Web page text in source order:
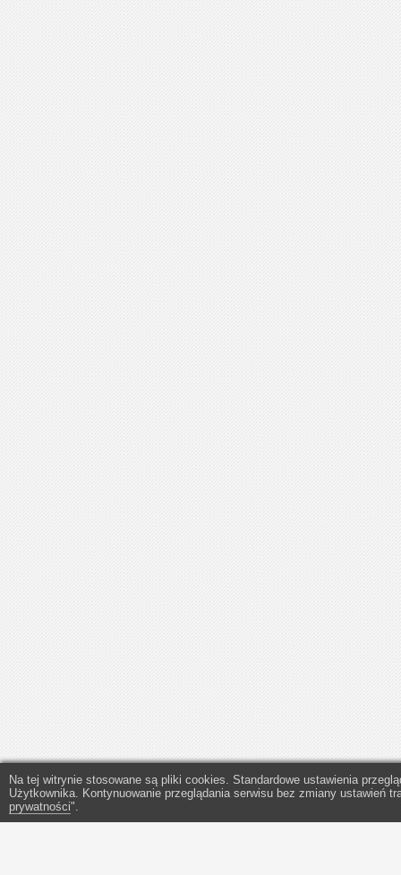
Na tej witrynie stosowane są pliki cookies. Standardowe ustawienia
Użytkownika. Kontynuowanie przeglądania serwisu bez zmiany ustawień
prywatności".